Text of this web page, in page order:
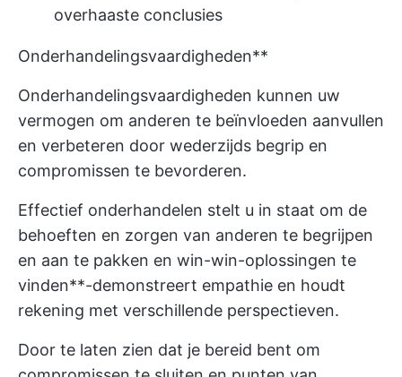
overhaaste conclusies
Onderhandelingsvaardigheden**
Onderhandelingsvaardigheden kunnen uw
vermogen om anderen te beïnvloeden aanvullen
en verbeteren door wederzijds begrip en
compromissen te bevorderen.
Effectief onderhandelen stelt u in staat om de
behoeften en zorgen van anderen te begrijpen
en aan te pakken en win-win-oplossingen te
vinden**-demonstreert empathie en houdt
rekening met verschillende perspectieven.
Door te laten zien dat je bereid bent om